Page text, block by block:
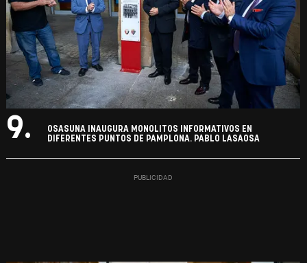
9.
OSASUNA INAUGURA MONOLITOS INFORMATIVOS EN
DIFERENTES PUNTOS DE PAMPLONA. PABLO LASAOSA